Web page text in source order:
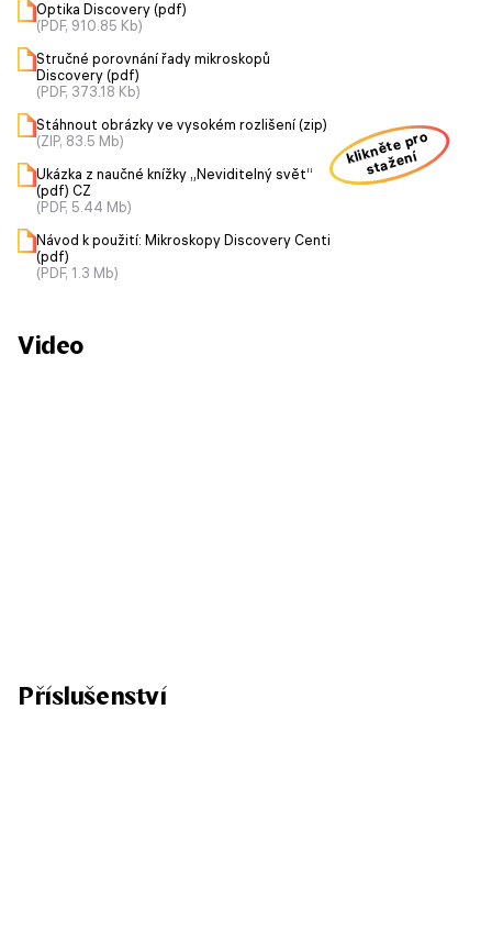
Optika Discovery (pdf)
(PDF, 910.85 Kb)
Stručné porovnání řady mikroskopů
Discovery (pdf)
(PDF, 373.18 Kb)
Stáhnout obrázky ve vysokém rozlišení (zip)
(ZIP, 83.5 Mb)
Ukázka z naučné knížky „Neviditelný svět“
(pdf) CZ
(PDF, 5.44 Mb)
Návod k použití: Mikroskopy Discovery Centi
(pdf)
(PDF, 1.3 Mb)
klikněte pro
stažení
Video
Příslušenství